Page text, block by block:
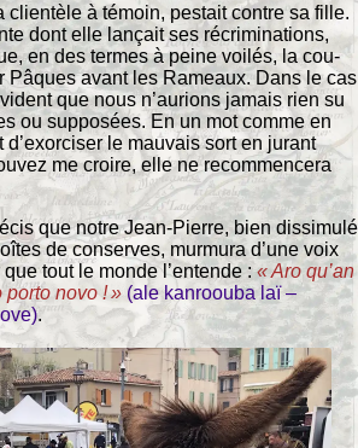
clientèle à témoin, pestait contre sa fille.
dont elle lançait ses récriminations,
en des termes à peine voilés, la cou-
Pâques avant les Rameaux. Dans le cas
que nous n’aurions jamais rien su
ou supposées. En un mot comme en
le mauvais sort en jurant
me croire, elle ne recommencera
que notre Jean-Pierre, bien dissimulé
de conserves, murmura d’une voix
tout le monde l’entende :« Aro qu’an
porto novo ! » (ale kanroouba laï –
.